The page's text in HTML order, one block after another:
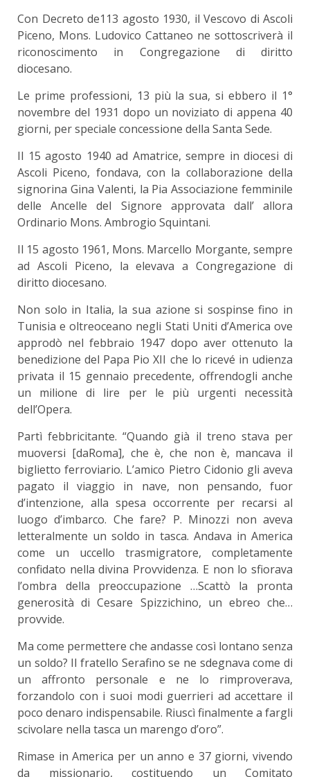
Con Decreto de113 agosto 1930, il Vescovo di Ascoli
Piceno, Mons. Ludovico Cattaneo ne sottoscriverà il
riconoscimento in Congregazione di diritto
diocesano.
Le prime professioni, 13 più la sua, si ebbero il 1°
novembre del 1931 dopo un noviziato di appena 40
giorni, per speciale concessione della Santa Sede.
Il 15 agosto 1940 ad Amatrice, sempre in diocesi di
Ascoli Piceno, fondava, con la collaborazione della
signorina Gina Valenti, la Pia Associazione femminile
delle Ancelle del Signore approvata dall’ allora
Ordinario Mons. Ambrogio Squintani.
Il 15 agosto 1961, Mons. Marcello Morgante, sempre
ad Ascoli Piceno, la elevava a Congregazione di
diritto diocesano.
Non solo in Italia, la sua azione si sospinse fino in
Tunisia e oltreoceano negli Stati Uniti d’America ove
approdò nel febbraio 1947 dopo aver ottenuto la
benedizione del Papa Pio XII che lo ricevé in udienza
privata il 15 gennaio precedente, offrendogli anche
un milione di lire per le più urgenti necessità
dell’Opera.
Partì febbricitante. “Quando già il treno stava per
muoversi [daRoma], che è, che non è, mancava il
biglietto ferroviario. L’amico Pietro Cidonio gli aveva
pagato il viaggio in nave, non pensando, fuor
d’intenzione, alla spesa occorrente per recarsi al
luogo d’imbarco. Che fare? P. Minozzi non aveva
letteralmente un soldo in tasca. Andava in America
come un uccello trasmigratore, completamente
confidato nella divina Provvidenza. E non lo sfiorava
l’ombra della preoccupazione …Scattò la pronta
generosità di Cesare Spizzichino, un ebreo che…
provvide.
Ma come permettere che andasse così lontano senza
un soldo? Il fratello Serafino se ne sdegnava come di
un affronto personale e ne lo rimproverava,
forzandolo con i suoi modi guerrieri ad accettare il
poco denaro indispensabile. Riuscì finalmente a fargli
scivolare nella tasca un marengo d’oro”.
Rimase in America per un anno e 37 giorni, vivendo
da missionario, costituendo un Comitato